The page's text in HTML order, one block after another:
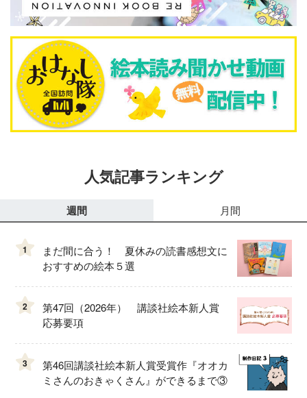
人気記事ランキング
週間 月間
1
まだ間に合う！ 夏休みの読書感想文に
おすすめの絵本５選
2
第47回（2026年） 講談社絵本新人賞
応募要項
3
第46回講談社絵本新人賞受賞作『オオカ
ミさんのおきゃくさん』ができるまで③